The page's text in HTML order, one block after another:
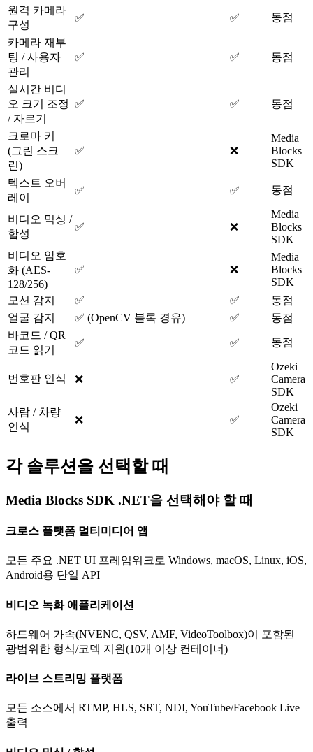
원격 카메라
구성
✅ ✅ 동점
카메라 재부
팅 / 사용자
관리
✅ ✅ 동점
실시간 비디
오 크기 조정
/ 자르기
✅ ✅ 동점
크로마 키
(그린 스크
린)
✅ ❌
Media
Blocks
SDK
텍스트 오버
레이
✅ ✅ 동점
비디오 믹싱 /
합성
✅ ❌
Media
Blocks
SDK
비디오 암호
화 (AES-
128/256)
✅ ❌
Media
Blocks
SDK
모션 감지
✅ ✅
동점
얼굴 감지
✅ (OpenCV 블록 경유) ✅
동점
바코드 / QR
코드 읽기
✅ ✅ 동점
번호판 인식 ❌ ✅
Ozeki
Camera
SDK
사람 / 차량
인식
❌ ✅
Ozeki
Camera
SDK
각 솔루션을 선택할 때
Media Blocks SDK .NET을 선택해야 할 때
크로스 플랫폼 멀티미디어 앱
모든 주요 .NET UI 프레임워크로 Windows, macOS, Linux, iOS,
Android용 단일 API
비디오 녹화 애플리케이션
하드웨어 가속(NVENC, QSV, AMF, VideoToolbox)이 포함된
광범위한 형식/코덱 지원(10개 이상 컨테이너)
라이브 스트리밍 플랫폼
모든 소스에서 RTMP, HLS, SRT, NDI, YouTube/Facebook Live
출력